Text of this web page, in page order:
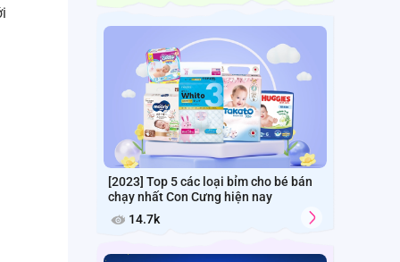
[2023] Top 5 các loại bỉm cho bé bán
chạy nhất Con Cưng hiện nay
14.7k